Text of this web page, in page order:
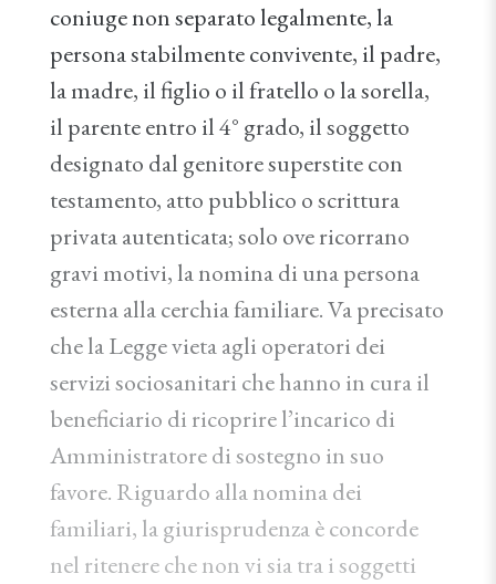
coniuge non separato legalmente, la
persona stabilmente convivente, il padre,
la madre, il figlio o il fratello o la sorella,
il parente entro il 4° grado, il soggetto
designato dal genitore superstite con
testamento, atto pubblico o scrittura
privata autenticata; solo ove ricorrano
gravi motivi, la nomina di una persona
esterna alla cerchia familiare. Va precisato
che la Legge vieta agli operatori dei
servizi sociosanitari che hanno in cura il
beneficiario di ricoprire l’incarico di
Amministratore di sostegno in suo
favore. Riguardo alla nomina dei
familiari, la giurisprudenza è concorde
nel ritenere che non vi sia tra i soggetti